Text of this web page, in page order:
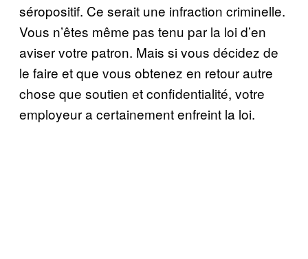
séropositif. Ce serait une infraction criminelle.
Vous n’êtes même pas tenu par la loi d’en
aviser votre patron. Mais si vous décidez de
le faire et que vous obtenez en retour autre
chose que soutien et confidentialité, votre
employeur a certainement enfreint la loi.